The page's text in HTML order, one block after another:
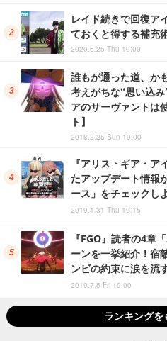
レイド続きで回復ア
ておくと得する補充
2020.6.25 Thu 19:00
誰もが通った道、か
考えがちな“思い込
アのサーヴァントは
ト】
2018.2.25 Sun 19:00
『アリス・ギア・
たアップデート情報
ース」をチェックし
2019.1.31 Thu 19:15
『FGO』読者の4章
ーンを一挙紹介！宿
ンビの約束に涙を流
2019.7.5 Fri 19:00
ランキングを